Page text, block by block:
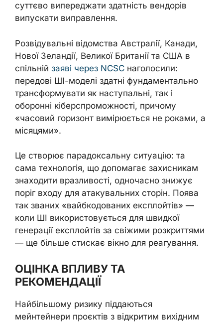
суттєво випереджати здатність вендорів
випускати виправлення.
Розвідувальні відомства Австралії, Канади,
Нової Зеландії, Великої Британії та США в
спільній заяві через NCSC наголосили:
передові ШІ-моделі здатні фундаментально
трансформувати як наступальні, так і
оборонні кіберспроможності, причому
«часовий горизонт вимірюється не роками, а
місяцями».
Це створює парадоксальну ситуацію: та
сама технологія, що допомагає захисникам
знаходити вразливості, одночасно знижує
поріг входу для атакувальних сторін. Поява
так званих «вайбкодованих експлойтів» —
коли ШІ використовується для швидкої
генерації експлойтів за свіжими розкриттями
— ще більше стискає вікно для реагування.
ОЦІНКА ВПЛИВУ ТА
РЕКОМЕНДАЦІЇ
Найбільшому ризику піддаються
мейнтейнери проєктів з відкритим вихідним